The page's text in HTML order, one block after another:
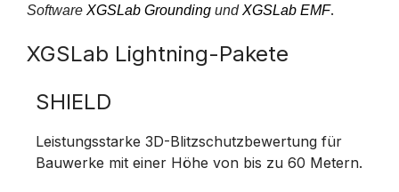
Software XGSLab Grounding undXGSLab EMF.
XGSLab Lightning-Pakete
SHIELD
Leistungsstarke 3D-Blitzschutzbewertung für
Bauwerke mit einer Höhe von bis zu 60 Metern.